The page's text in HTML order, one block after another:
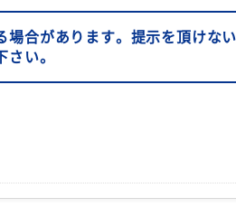
合があります。提示を頂けな
い。